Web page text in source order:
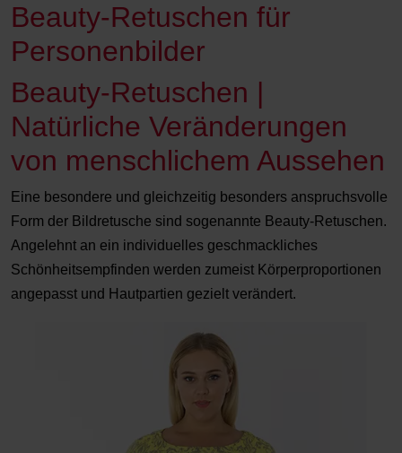
Beauty-Retuschen für
Personenbilder
Beauty-Retuschen |
Natürliche Veränderungen
von menschlichem Aussehen
Eine besondere und gleichzeitig besonders anspruchsvolle
Form der Bildretusche sind sogenannte Beauty-Retuschen.
Angelehnt an ein individuelles geschmackliches
Schönheitsempfinden werden zumeist Körperproportionen
angepasst und Hautpartien gezielt verändert.